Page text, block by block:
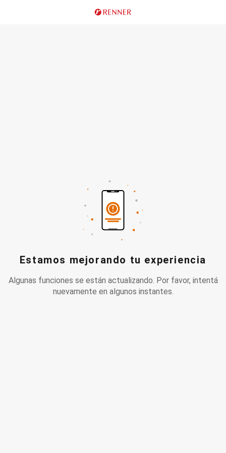
Estamos mejorando tu experiencia
Algunas funciones se están actualizando. Por favor, intentá
nuevamente en algunos instantes.